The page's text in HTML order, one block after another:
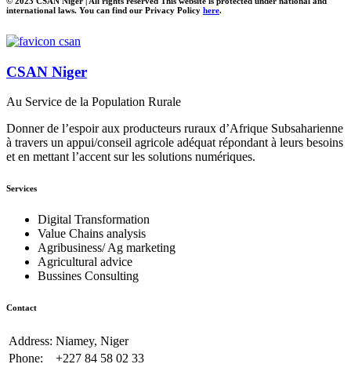
international laws. You can find our Privacy Policy here.
CSAN Niger
Au Service de la Population Rurale
Donner de l’espoir aux producteurs ruraux d’Afrique Subsaharienne
à travers un appui/conseil agricole adéquat répondant à leurs besoins
et en mettant l’accent sur les solutions numériques.
Services
Digital Transformation
Value Chains analysis
Agribusiness/ Ag marketing
Agricultural advice
Bussines Consulting
Contact
Address: Niamey, Niger
Phone:
+227 84 58 02 33